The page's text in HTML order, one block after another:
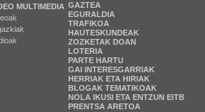
MULTIMEDIA GAZTEA
EGURALDIA
TRAFIKOA
HAUTESKUNDEAK
ZOZKETAK DOAN
LOTERIA
PARTE HARTU
GAI INTERESGARRIAK
HERRIAK ETA HIRIAK
BLOGAK TEMATIKOAK
NOLA IKUSI ETA ENTZUN EITB
PRENTSA ARETOA